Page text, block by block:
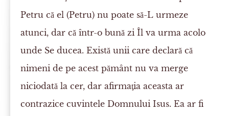
Petru că el (Petru) nu poate să-L urmeze
atunci, dar că într-o bună zi Îl va urma acolo
unde Se ducea. Există unii care declară că
nimeni de pe acest pământ nu va merge
niciodată la cer, dar afirmaţia aceasta ar
contrazice cuvintele Domnului Isus. Ea ar fi